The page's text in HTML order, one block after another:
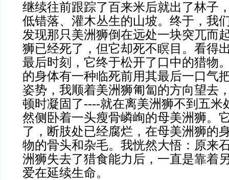
继续往前跟踪了百来米后就出了林子
低错落、灌木丛生的山坡。终于，我
发现那只美洲狮倒在远处一块突兀而
狮已经死了，但它却死不瞑目。看得
最后时刻，它终于松开了口中的猎物
的身体有一种临死前用其最后一口气
姿势，我顺着美洲狮匍匐的方向望去
顿时凝固了----就在离美洲狮不到五米
然侧卧着一头瘦骨嶙峋的母美洲狮。
了，断肢处已经腐烂，在母美洲狮的
物的骨头和杂毛。我恍然大悟：原来
洲狮失去了猎食能力后，一直是靠着
爱在延续生命。